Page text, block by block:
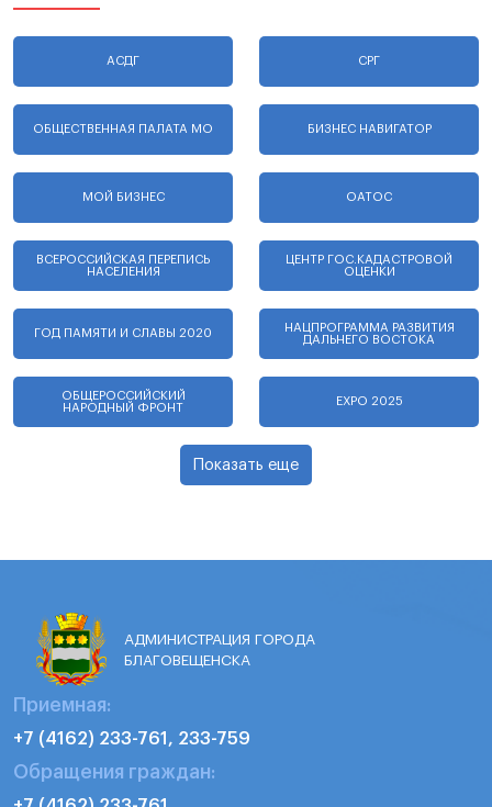
АСДГ СРГ
ОБЩЕСТВЕННАЯ ПАЛАТА МО БИЗНЕС НАВИГАТОР
МОЙ БИЗНЕС ОАТОС
ВСЕРОССИЙСКАЯ ПЕРЕПИСЬ
НАСЕЛЕНИЯ
ЦЕНТР ГОС.КАДАСТРОВОЙ
ОЦЕНКИ
ГОД ПАМЯТИ И СЛАВЫ 2020
НАЦПРОГРАММА РАЗВИТИЯ
ДАЛЬНЕГО ВОСТОКА
ОБЩЕРОССИЙСКИЙ
НАРОДНЫЙ ФРОНТ
EXPO 2025
Показать еще
АДМИНИСТРАЦИЯ ГОРОДА
БЛАГОВЕЩЕНСКА
Приемная:
+7 (4162) 233-761, 233-759
Обращения граждан: